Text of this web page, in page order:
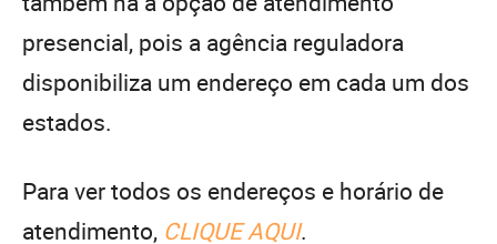
presencial, pois a agência reguladora
disponibiliza um endereço em cada um dos
estados.
Para ver todos os endereços e horário de
atendimento, CLIQUE AQUI.